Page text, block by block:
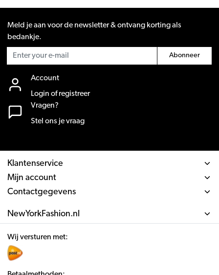
Meld je aan voor de newsletter & ontvang korting als
bedankje.
Abonneer
Account
Login of registreer
Vragen?
Stel ons je vraag
Klantenservice
Mijn account
Contactgegevens
NewYorkFashion.nl
Wij versturen met: